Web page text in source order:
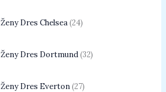
Ženy Dres Chelsea 24
Ženy Dres Dortmund 32
Ženy Dres Everton 27